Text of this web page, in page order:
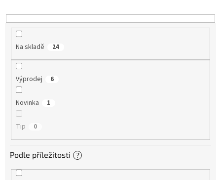
t
ů
Na skladě 24
Výprodej 6
Novinka 1
Tip 0
Podle příležitosti ?